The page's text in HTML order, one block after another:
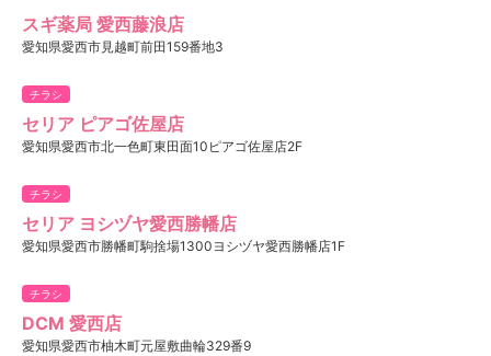
スギ薬局 愛西藤浪店
愛知県愛西市見越町前田159番地3
チラシ
セリア ピアゴ佐屋店
愛知県愛西市北一色町東田面10ピアゴ佐屋店2F
チラシ
セリア ヨシヅヤ愛西勝幡店
愛知県愛西市勝幡町駒捨場1300ヨシヅヤ愛西勝幡店1F
チラシ
DCM 愛西店
愛知県愛西市柚木町元屋敷曲輪329番9